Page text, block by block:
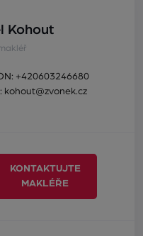
Kohout
+420603246680
kohout@zvonek.cz
KONTAKTUJTE
MAKLÉŘE